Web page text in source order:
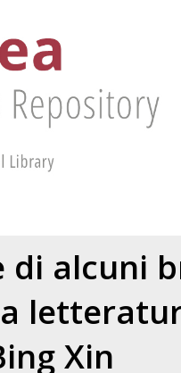
di alcuni
Xin